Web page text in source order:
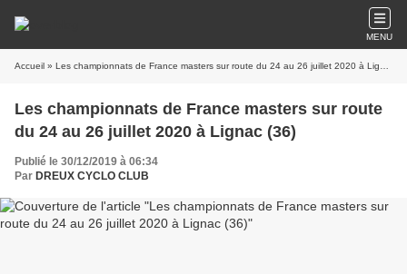
MENU
Accueil » Les championnats de France masters sur route du 24 au 26 juillet 2020 à Lignac (36)
Les championnats de France masters sur route
du 24 au 26 juillet 2020 à Lignac (36)
Publié le 30/12/2019 à 06:34
Par DREUX CYCLO CLUB